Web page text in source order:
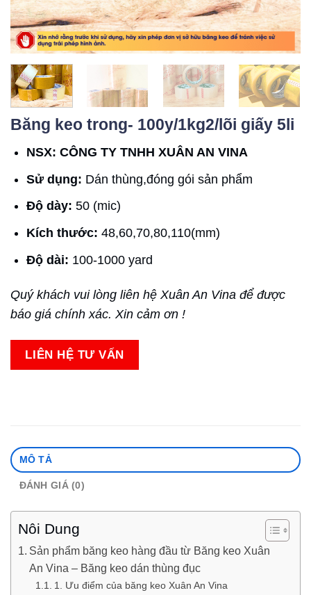
Băng keo trong- 100y/1kg2/lõi giấy 5li
NSX: CÔNG TY TNHH XUÂN AN VINA
Sử dụng: Dán thùng,đóng gói sản phẩm
Độ dày: 50 (mic)
Kích thước: 48,60,70,80,110(mm)
Độ dài: 100-1000 yard
Quý khách vui lòng liên hệ Xuân An Vina để được
báo giá chính xác. Xin cảm ơn !
LIÊN HỆ TƯ VẤN
MÔ TẢ
ĐÁNH GIÁ (0)
Nôi Dung
Sản phẩm băng keo hàng đầu từ Băng keo Xuân
An Vina – Băng keo dán thùng đục
1. Ưu điểm của băng keo Xuân An Vina